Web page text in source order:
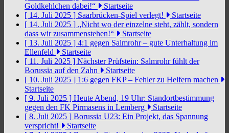
Goldkehlchen dabei!“
Startseite
[ 14. Juli 2025 ] Saarbrücken-Spiel verlegt!
Startseite
[ 14. Juli 2025 ] „Nicht wo der einzelne steht, zählt, sondern
dass wir zusammenstehen!“
Startseite
[ 13. Juli 2025 ] 4:1 gegen Salmrohr – gute Unterhaltung im
Ellenfeld
Startseite
[ 11. Juli 2025 ] Nächster Prüfstein: Salmrohr fühlt der
Borussia auf den Zahn
Startseite
[ 10. Juli 2025 ] 1:6 gegen FKP – Fehler zu Helfern machen
Startseite
[ 9. Juli 2025 ] Heute Abend, 19 Uhr: Standortbestimmung
gegen den FK Pirmasens in Lemberg
Startseite
[ 8. Juli 2025 ] Borussia U23: Ein Projekt, das Spannung
verspricht!
Startseite